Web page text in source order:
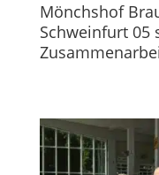
Mönchshof
Schweinfurt 05